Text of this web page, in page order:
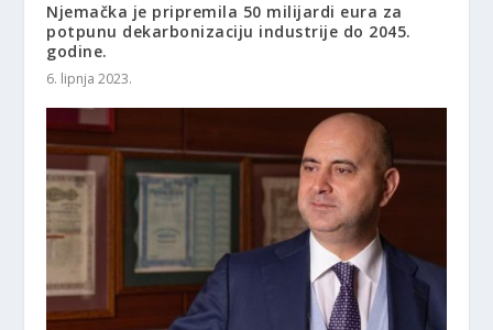
Njemačka je pripremila 50 milijardi eura za
potpunu dekarbonizaciju industrije do 2045.
godine.
6. lipnja 2023.